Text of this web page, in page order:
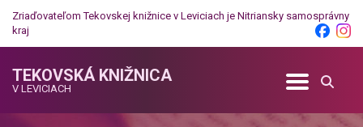
Zriaďovateľom Tekovskej knižnice v Leviciach je Nitriansky samosprávny
kraj
TEKOVSKÁ KNIŽNICA
V LEVICIACH